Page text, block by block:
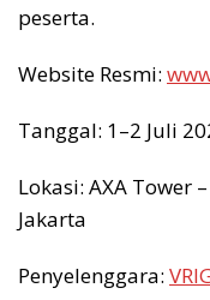
peserta.
Website Resmi:
Tanggal: 1–2 Juli
Lokasi: AXA Tower
Jakarta
Penyelenggara: